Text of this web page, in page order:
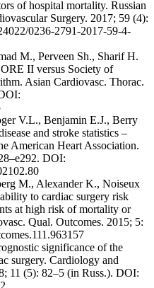
of hospital mortality. Russian
Surgery. 2017; 59 (4):
0236-2791-2017-59-4-
M., Perveen Sh., Sharif H.
II versus Society of
Asian Cardiovasc. Thorac.
V.L., Benjamin E.J., Berry
and stroke statistics –
American Heart Association.
DOI:
M., Alexander K., Noiseux
to cardiac surgery risk
at high risk of mortality or
Qual. Outcomes. 2015; 5:
significance of the
surgery. Cardiology and
11 (5): 82–5 (in Russ.). DOI: